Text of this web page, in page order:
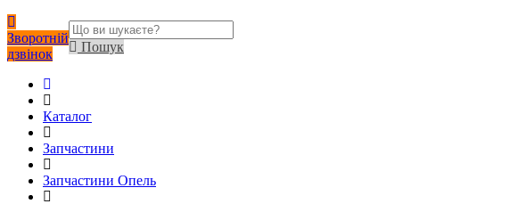
Зворотній
дзвінок
Пошук
Каталог
Запчастини
Запчастини Опель